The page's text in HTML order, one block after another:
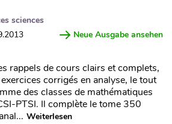
sciences
Neue Ausgabe ansehen
rappels de cours clairs et complets,
corrigés en analyse, le tout
des classes de mathématiques
PTSI. Il complète le tome 350
Weiterlesen